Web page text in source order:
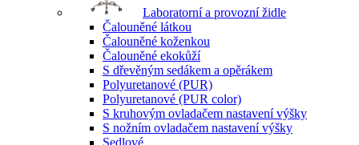
Laboratorní a provozní židle
Čalouněné látkou
Čalouněné koženkou
Čalouněné ekokůží
S dřevěným sedákem a opěrákem
Polyuretanové (PUR)
Polyuretanové (PUR color)
S kruhovým ovladačem nastavení výšky
S nožním ovladačem nastavení výšky
Sedlové